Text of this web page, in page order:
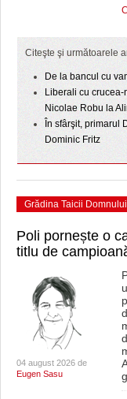
Citeşte şi următoarele
De la bancul cu
Liberali cu crucea-
Nicolae Robu la
În sfârşit, primarul
Dominic Fritz
Grădina Taicii Domnului
Poli pornește o
titlu de
04 august 2026 de
Eugen Sasu